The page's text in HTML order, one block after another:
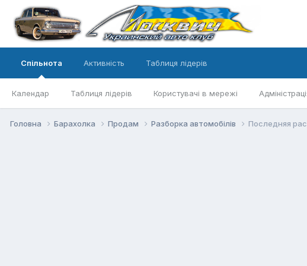
Спільнота
Календар Таблиця лідерів Користувачі в мережі
Активність Таблиця лідерів
Головна Барахолка Продам Разборка автомобілів Последняя